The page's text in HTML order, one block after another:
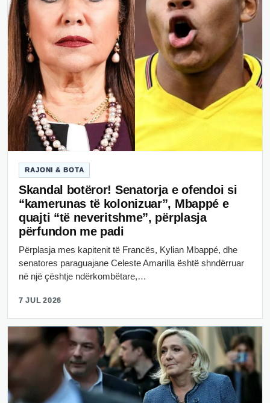
RAJONI & BOTA
Skandal botëror! Senatorja e ofendoi si
“kamerunas të kolonizuar”, Mbappé e
quajti “të neveritshme”, përplasja
përfundon me padi
Përplasja mes kapitenit të Francës, Kylian Mbappé, dhe
senatores paraguajane Celeste Amarilla është shndërruar
në një çështje ndërkombëtare,…
7 JUL 2026